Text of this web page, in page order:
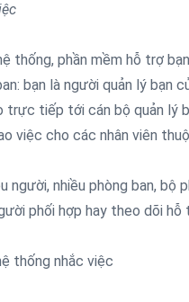
thống, phần mềm hỗ trợ
bạn là người quản lý bạn
tiếp tới cán bộ quản lý
việc cho các nhân viên
nhiều phòng ban, bộ
phối hợp hay theo dõi
thống nhắc việc